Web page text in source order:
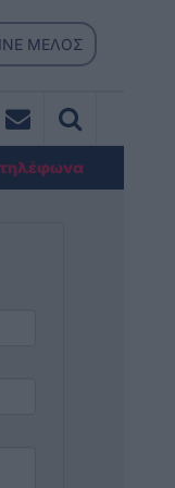
ΜΕΛΟΣ